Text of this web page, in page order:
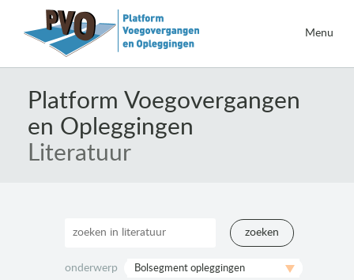
Menu
springen
Platform Voegovergangen
en Opleggingen
Literatuur
zoeken
onderwerp